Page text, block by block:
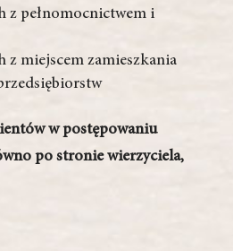
z pełnomocnictwem i
z miejscem zamieszkania
w postępowaniu
po stronie wierzyciela,